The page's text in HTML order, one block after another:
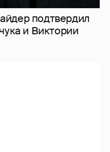
подтвердил
и Виктории